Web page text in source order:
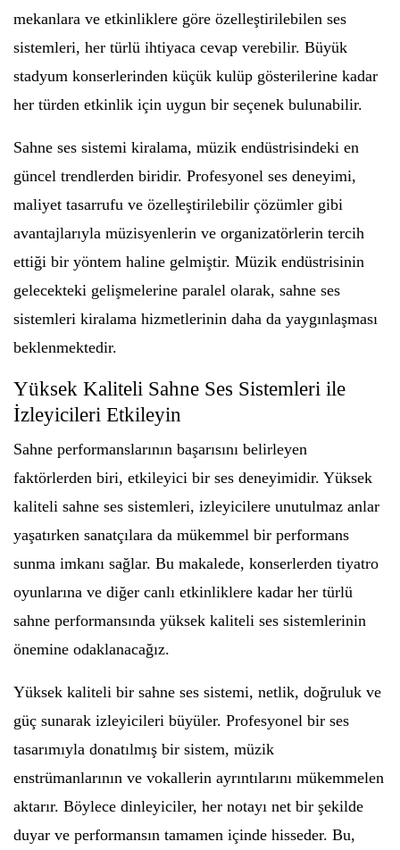
mekanlara ve etkinliklere göre özelleştirilebilen ses
sistemleri, her türlü ihtiyaca cevap verebilir. Büyük
stadyum konserlerinden küçük kulüp gösterilerine kadar
her türden etkinlik için uygun bir seçenek bulunabilir.
Sahne ses sistemi kiralama, müzik endüstrisindeki en
güncel trendlerden biridir. Profesyonel ses deneyimi,
maliyet tasarrufu ve özelleştirilebilir çözümler gibi
avantajlarıyla müzisyenlerin ve organizatörlerin tercih
ettiği bir yöntem haline gelmiştir. Müzik endüstrisinin
gelecekteki gelişmelerine paralel olarak, sahne ses
sistemleri kiralama hizmetlerinin daha da yaygınlaşması
beklenmektedir.
Yüksek Kaliteli Sahne Ses Sistemleri ile
İzleyicileri Etkileyin
Sahne performanslarının başarısını belirleyen
faktörlerden biri, etkileyici bir ses deneyimidir. Yüksek
kaliteli sahne ses sistemleri, izleyicilere unutulmaz anlar
yaşatırken sanatçılara da mükemmel bir performans
sunma imkanı sağlar. Bu makalede, konserlerden tiyatro
oyunlarına ve diğer canlı etkinliklere kadar her türlü
sahne performansında yüksek kaliteli ses sistemlerinin
önemine odaklanacağız.
Yüksek kaliteli bir sahne ses sistemi, netlik, doğruluk ve
güç sunarak izleyicileri büyüler. Profesyonel bir ses
tasarımıyla donatılmış bir sistem, müzik
enstrümanlarının ve vokallerin ayrıntılarını mükemmelen
aktarır. Böylece dinleyiciler, her notayı net bir şekilde
duyar ve performansın tamamen içinde hisseder. Bu,